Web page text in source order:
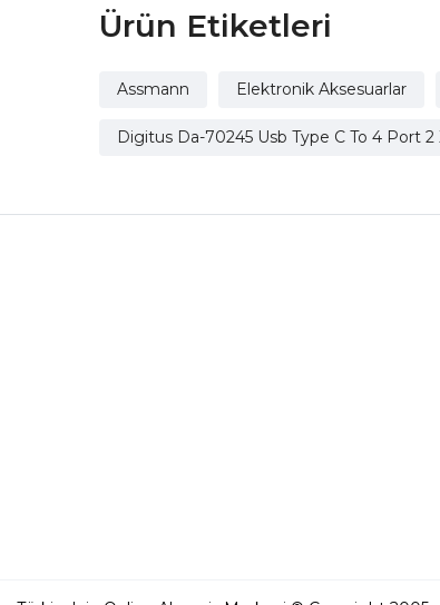
Ürün Etiketleri
Assmann Elektronik Aksesuarlar
Digitus Da-70245 Usb Type C To 4 Port 2